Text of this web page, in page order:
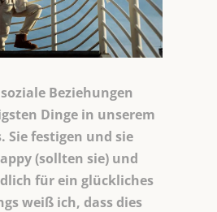
Beziehungen
Dinge in unserem
Sie festigen und sie
(sollten sie) und
für ein glückliches
weiß ich, dass dies